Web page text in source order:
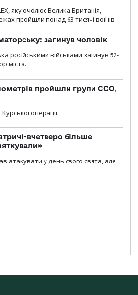
яку очолює Велика Британія,
пройшли понад 63 тисячі воїнів.
загинув чоловік
російськими військами загинув 52-
міста.
пройшли групи ССО,
операції.
вчетверо більше
атакувати у день свого свята, але